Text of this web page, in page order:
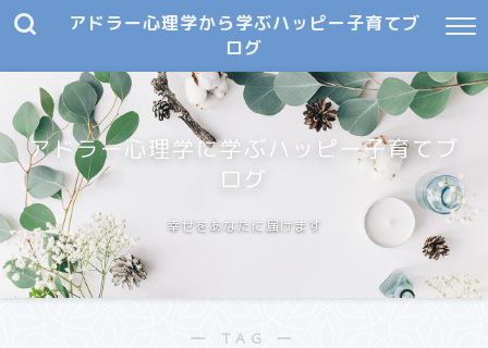
アドラー心理学から学ぶハッピー子育てブ
ログ
アドラー心理学に学ぶハッピー子育てブ
ログ
幸せをあなたに届けます
― TAG ―